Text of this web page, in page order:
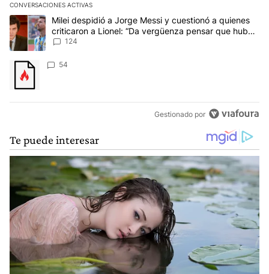
CONVERSACIONES ACTIVAS
Este listado muestra los artículos con más comentarios en los
Un artículo de tendencia con el título "Milei despidió a Jorge
Milei despidió a Jorge Messi y cuestionó a quienes
criticaron a Lionel: “Da vergüenza pensar que hubo
anti-Messi”
124
Un artículo de tendencia con el título "" con 54 comentarios.
54
Gestionado por